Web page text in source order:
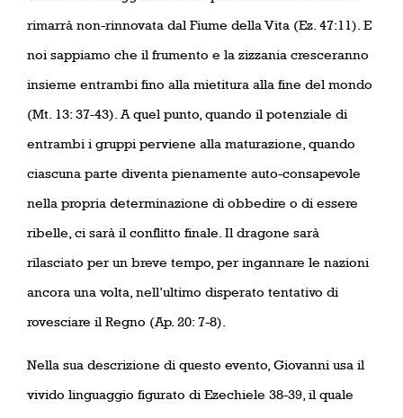
rimarrà non-rinnovata dal Fiume della Vita (Ez. 47:11). E
noi sappiamo che il frumento e la zizzania cresceranno
insieme entrambi fino alla mietitura alla fine del mondo
(Mt. 13: 37-43). A quel punto, quando il potenziale di
entrambi i gruppi perviene alla maturazione, quando
ciascuna parte diventa pienamente auto-consapevole
nella propria determinazione di obbedire o di essere
ribelle, ci sarà il conflitto finale. Il dragone sarà
rilasciato per un breve tempo, per ingannare le nazioni
ancora una volta, nell’ultimo disperato tentativo di
rovesciare il Regno (Ap. 20: 7-8).
Nella sua descrizione di questo evento, Giovanni usa il
vivido linguaggio figurato di Ezechiele 38-39, il quale